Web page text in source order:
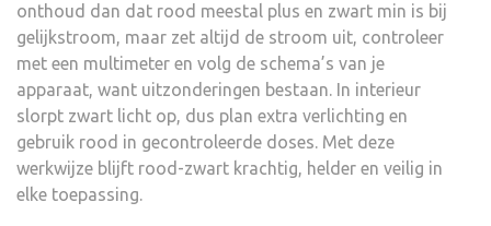
onthoud dan dat rood meestal plus en zwart min is bij
gelijkstroom, maar zet altijd de stroom uit, controleer
met een multimeter en volg de schema’s van je
apparaat, want uitzonderingen bestaan. In interieur
slorpt zwart licht op, dus plan extra verlichting en
gebruik rood in gecontroleerde doses. Met deze
werkwijze blijft rood-zwart krachtig, helder en veilig in
elke toepassing.